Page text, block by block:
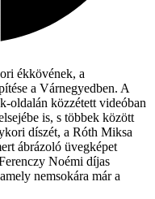
ékkövének, a
a Várnegyedben. A
oldalán közzétett videóban
is, s többek között
díszét, a Róth Miksa
ábrázoló üvegképet
Noémi díjas
nemsokára már a